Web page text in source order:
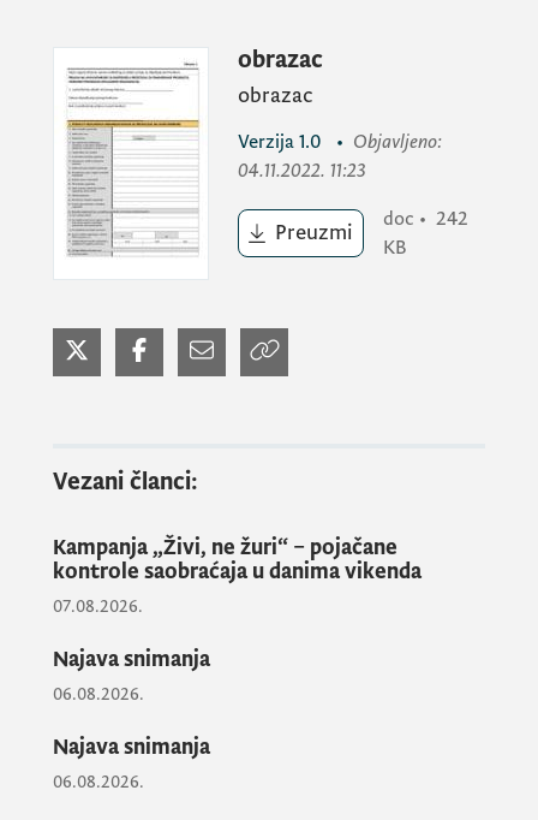
za finansiranje projekata /programa NVO u
oblasti zaštite lica sa invaliditetom
obrazac
obrazac
Verzija 1.0 • Objavljeno:
04.11.2022. 11:23
Preuzmi
doc • 242
KB
Vezani članci:
Kampanja „Živi, ne žuri“ – pojačane
kontrole saobraćaja u danima vikenda
07.08.2026.
Najava snimanja
06.08.2026.
Najava snimanja
06.08.2026.